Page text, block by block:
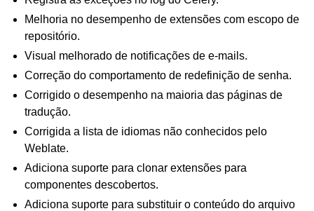
Melhoria no desempenho de extensões com escopo de
repositório.
Visual melhorado de notificações de e-mails.
Correção do comportamento de redefinição de senha.
Corrigido o desempenho na maioria das páginas de
tradução.
Corrigida a lista de idiomas não conhecidos pelo
Weblate.
Adiciona suporte para clonar extensões para
componentes descobertos.
Adiciona suporte para substituir o conteúdo do arquivo